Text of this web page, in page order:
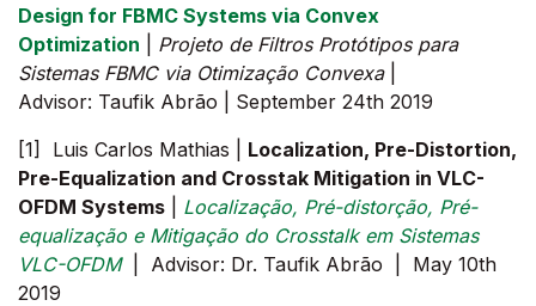
Design for FBMC Systems via Convex
Optimization
Projeto de Filtros Protótipos para
Sistemas FBMC via Otimização Convexa|
Advisor: Taufik Abrão | September 24th 2019
[1] Luis Carlos Mathias | Localization, Pre-Distortion,
Pre-Equalization and Crosstak Mitigation in VLC-
OFDM Systems
Localização, Pré-distorção, Pré-
equalização e Mitigação do Crosstalk em Sistemas
VLC-OFDM| Advisor: Dr. Taufik Abrão | May 10th
2019